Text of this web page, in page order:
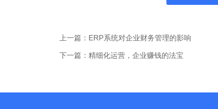
上一篇：ERP系统对企业财务管理的影响
下一篇：精细化运营，企业赚钱的法宝